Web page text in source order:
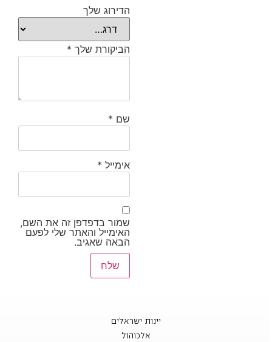
הדירוג שלך
הביקורת שלך *
שם *
אימייל *
שמור בדפדפן זה את השם,
האימייל והאתר שלי לפעם
הבאה שאגיב.
יינות ישראלים
אלכוהול